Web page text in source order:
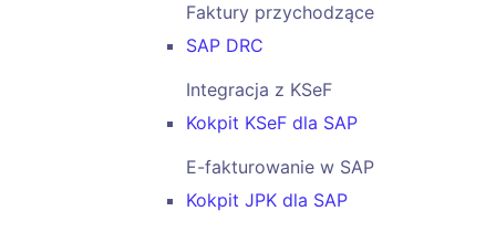
Faktury przychodzące
SAP DRC
Integracja z KSeF
Kokpit KSeF dla SAP
E-fakturowanie w SAP
Kokpit JPK dla SAP